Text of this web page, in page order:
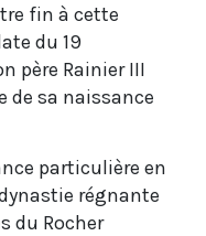
fin à cette
du 19
père Rainier III
de sa naissance
particulière en
régnante
du Rocher